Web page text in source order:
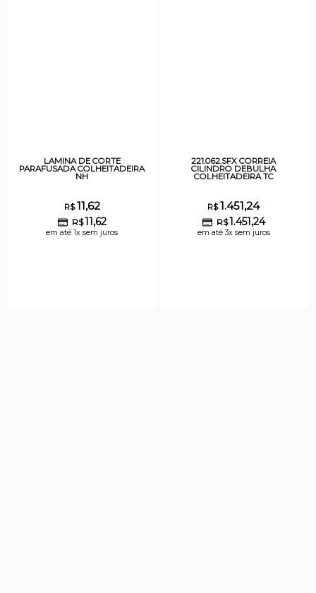
LAMINA DE CORTE
PARAFUSADA COLHEITADEIRA
NH
R$11,62
R$11,62
em até 1x sem juros
221.062.SFX CORREIA
CILINDRO DEBULHA
COLHEITADEIRA TC
R$1.451,24
R$1.451,24
em até 3x sem juros